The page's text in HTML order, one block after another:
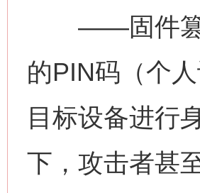
——固件篡改
的PIN码（个
目标设备进行
下，攻击者甚